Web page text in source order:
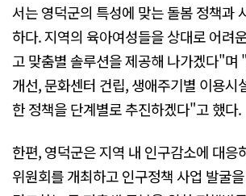
서는 영덕군의 특성에 맞는 돌봄 정책과
하다. 지역의 육아여성들을 상대로 어려
고 맞춤별 솔루션을 제공해 나가겠다"며
개선, 문화센터 건립, 생애주기별 이용시
한 정책을 단계별로 추진하겠다"고 했다.
한편, 영덕군은 지역 내 인구감소에 대응
위원회를 개최하고 인구정책 사업 발굴